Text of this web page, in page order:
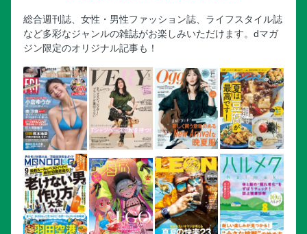
総合週刊誌、女性・男性ファッション誌、ライフスタイル誌
など多彩なジャンルの雑誌がお楽しみいただけます。dマガ
ジン限定のオリジナル記事も！